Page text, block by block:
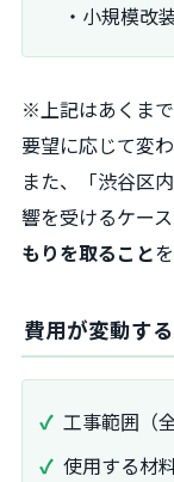
・小規模改
※上記はあくま
要望に応じて変わ
また、「渋谷区
響を受けるケー
もりを取ること
費用が変動す
工事範囲（
使用する材